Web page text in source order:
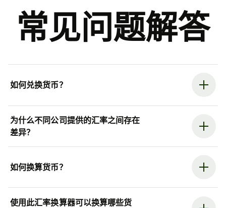
常见问题解答
如何兑换货币？
为什么不同公司提供的汇率之间存在
差异？
如何换算货币？
使用此汇率换算器可以换算哪些货